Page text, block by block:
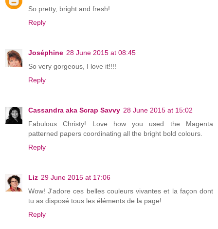
So pretty, bright and fresh!
Reply
Joséphine 28 June 2015 at 08:45
So very gorgeous, I love it!!!!
Reply
Cassandra aka Scrap Savvy 28 June 2015 at 15:02
Fabulous Christy! Love how you used the Magenta
patterned papers coordinating all the bright bold colours.
Reply
Liz 29 June 2015 at 17:06
Wow! J'adore ces belles couleurs vivantes et la façon dont
tu as disposé tous les éléments de la page!
Reply